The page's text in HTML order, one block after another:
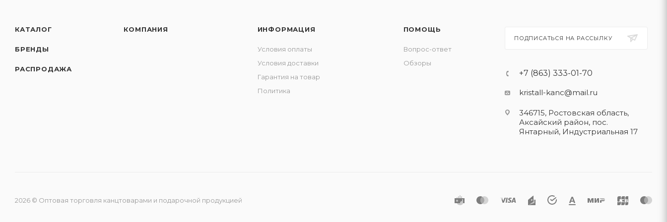
КАТАЛОГ
БРЕНДЫ
РАСПРОДАЖА
КОМПАНИЯ ИНФОРМАЦИЯ
Условия оплаты
Условия доставки
Гарантия на товар
Политика
ПОМОЩЬ
Вопрос-ответ
Обзоры
ПОДПИСАТЬСЯ НА РАССЫЛКУ
+7 (863) 333-01-70
kristall-kanc@mail.ru
346715, Ростовская область​,
Аксайский район, пос.
Янтарный, Индустриальная 17
2026 © Оптовая торговля канцтоварами и подарочной продукцией